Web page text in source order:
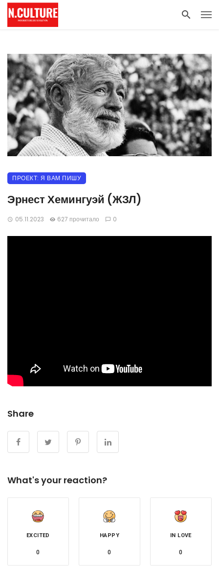
ПРОЕКТ: Я ВАМ ПИШУ
Эрнест Хемингуэй (ЖЗЛ)
05.11.2023 627 прочитало 0
Share
What's your reaction?
EXCITED
0
HAPPY
0
IN LOVE
0